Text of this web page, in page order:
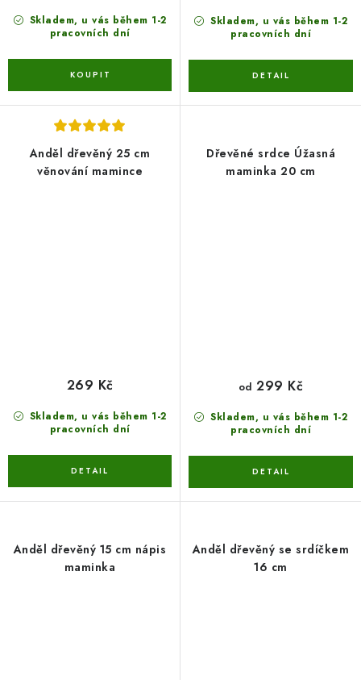
Skladem, u vás během 1-2
pracovních dní
Skladem, u vás během 1-2
pracovních dní
Anděl dřevěný 25 cm
věnování mamince
Skladem, u vás během 1-2
pracovních dní
269 Kč
Dřevěné srdce Úžasná
maminka 20 cm
Skladem, u vás během 1-2
pracovních dní
od 299 Kč
Anděl dřevěný 15 cm nápis
maminka
Anděl dřevěný se srdíčkem
16 cm